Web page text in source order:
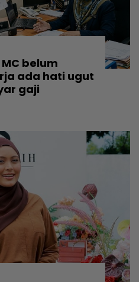
belum
ada hati ugut
gaji